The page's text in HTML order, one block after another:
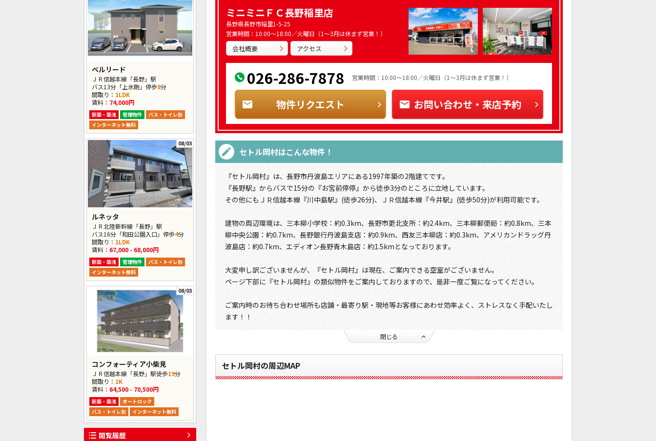
ベルリード
ＪＲ信越本線「長野」駅
バス13分「上氷鉋」停歩8分
間取り： 1LDK
賃料： 74,000円
新築・築浅 管理物件
バス・トイレ別
インターネット無料
08/03
ルネッタ
ＪＲ北陸新幹線「長野」駅
バス16分「和田公園入口」停歩4分
間取り： 1LDK
賃料： 67,000 - 68,000円
新築・築浅 管理物件
バス・トイレ別
インターネット無料
08/03
コンフォーティア小柴見
ＪＲ信越本線「長野」駅徒歩19分
間取り： 1K
賃料： 64,500 - 70,500円
新築・築浅
オートロック
バス・トイレ別
インターネット無料
閲覧履歴
ミニミニＦＣ長野稲里店
長野県長野市稲里1-5-25
営業時間：10:00～18:00／火曜日（1～3月は休まず営業！）
会社概要 アクセス
026-286-7878 営業時間：10:00～18:00／火曜日（1～3月は休まず営業！）
物件リクエスト お問い合わせ・来店予約
セトル岡村はこんな物件！
『セトル岡村』は、長野市丹波島エリアにある1997年築の2階建てです。
『長野駅』からバスで15分の『お宮前停停』から徒歩3分のところに立地しています。
その他にもＪＲ信越本線『川中島駅』(徒歩26分)、ＪＲ信越本線『今井駅』(徒歩50分)が利用可能です。
建物の周辺環境は、三本柳小学校：約0.3km、長野市更北支所：約2.4km、三本柳郵便局：約0.8km、三本
柳中央公園：約0.7km、長野銀行丹波島支店：約0.9km、西友三本柳店：約0.3km、アメリカンドラッグ丹
波島店：約0.7km、エディオン長野青木島店：約1.5kmとなっております。
大変申し訳ございませんが、『セトル岡村』は現在、ご案内できる空室がございません。
ページ下部に『セトル岡村』の類似物件をご案内しておりますので、是非一度ご覧になってください。
ご案内時のお待ち合わせ場所も店舗・最寄り駅・現地等お客様にあわせ効率よく、ストレスなく手配いたし
ます！！
閉じる
セトル岡村の周辺MAP